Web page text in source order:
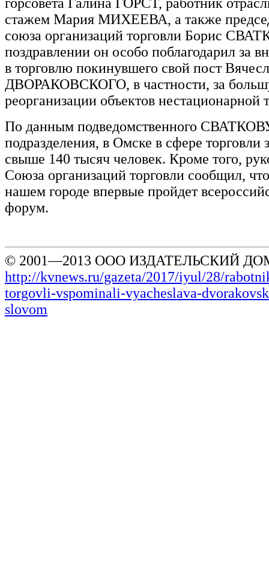
стажем Мария МИХЕЕВА, а также
союза организаций торговли Борис
поздравлении он особо поблагодарил за
в торговлю покинувшего свой пост
ДВОРАКОВСКОГО, в частности, за
реорганизации объектов нестационарной
По данным подведомственного
подразделения, в Омске в сфере торговли
свыше 140 тысяч человек. Кроме того,
Союза организаций торговли сообщил,
нашем городе впервые пройдет
форум.
© 2001—2013 ООО ИЗДАТЕЛЬСКИЙ
http://kvnews.ru/gazeta/2017/iyul/28/
torgovli-vspominali-vyacheslava-
slovom